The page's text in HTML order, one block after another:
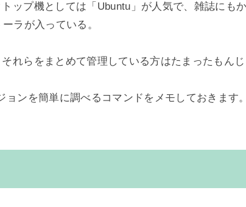
ップ機としては「Ubuntu」が人気で、雑誌にも
ラが入っている。
れらをまとめて管理している方はたまったもんじ